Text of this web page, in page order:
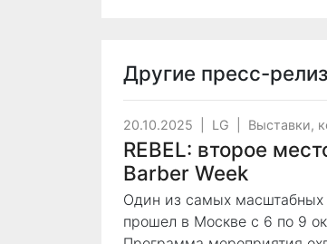
Другие пресс-
20.10.2025 LG Выставки,
REBEL: второе
Barber Week
Один из самых масштабных
прошел в Москве с 6 по 9